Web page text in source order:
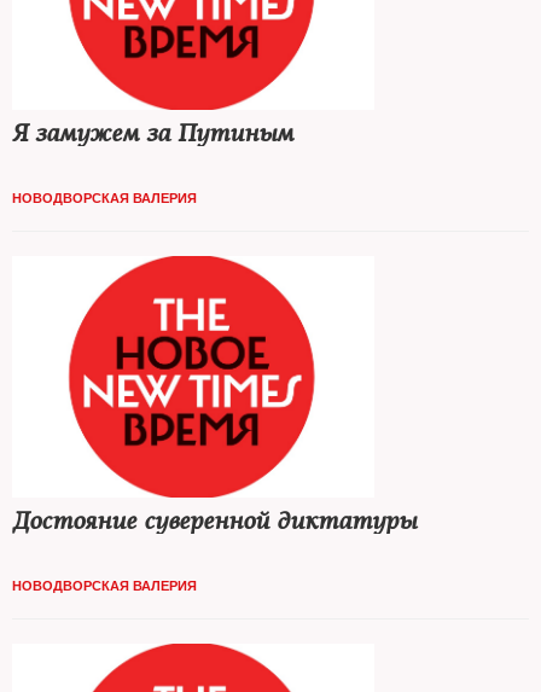
Я замужем за Путиным
НОВОДВОРСКАЯ ВАЛЕРИЯ
Достояние суверенной диктатуры
НОВОДВОРСКАЯ ВАЛЕРИЯ